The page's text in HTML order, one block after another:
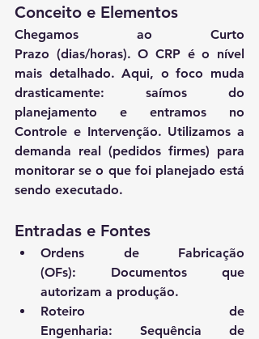
Conceito e Elementos
Chegamos ao Curto
Prazo (dias/horas). O CRP é o nível
mais detalhado. Aqui, o foco muda
drasticamente: saímos do
Controle e Intervenção. Utilizamos a
demanda real (pedidos firmes) para
monitorar se o que foi planejado está
sendo executado.
Entradas e Fontes
Ordens de Fabricação
(OFs): Documentos que
autorizam a produção.
Roteiro de
Engenharia: Sequência de